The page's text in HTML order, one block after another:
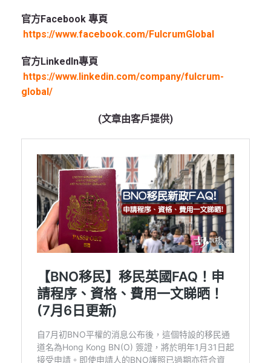
官方Facebook 專頁
https://www.facebook.com/FulcrumGlobal
官方LinkedIn專頁
https://www.linkedin.com/company/fulcrum-
global/
(文章由客戶提供)